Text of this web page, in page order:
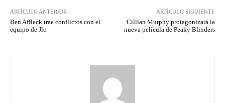
ARTÍCULO ANTERIOR
Ben Affleck trae conflictos con el
equipo de Jlo
ARTÍCULO SIGUIENTE
Cillian Murphy protagonizará la
nueva película de Peaky Blinders